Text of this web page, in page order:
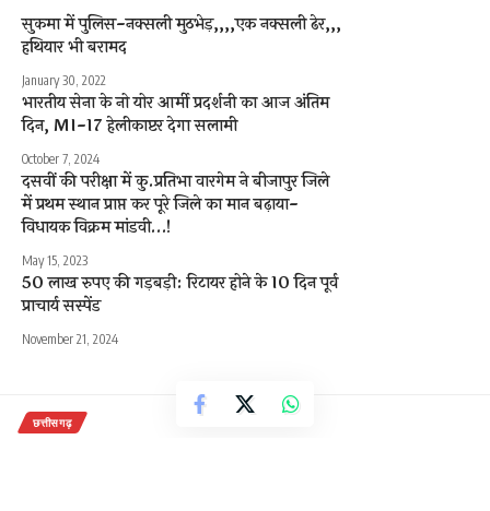
सुकमा में पुलिस-नक्सली मुठभेड़,,,,एक नक्सली ढेर,,,
हथियार भी बरामद
January 30, 2022
भारतीय सेना के नो योर आर्मी प्रदर्शनी का आज अंतिम
दिन, MI-17 हेलीकाप्टर देगा सलामी
October 7, 2024
दसवीं की परीक्षा में कु.प्रतिभा वारगेम ने बीजापुर जिले
में प्रथम स्थान प्राप्त कर पूरे जिले का मान बढ़ाया-
विधायक विक्रम मांडवी…!
May 15, 2023
50 लाख रुपए की गड़बड़ी: रिटायर होने के 10 दिन पूर्व
प्राचार्य सस्पेंड
November 21, 2024
छत्तीसगढ़